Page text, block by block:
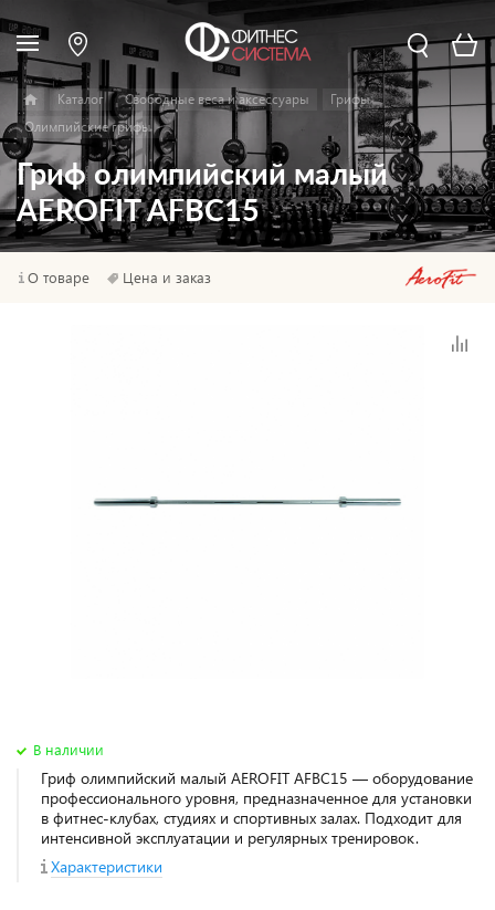
Каталог Свободные веса и аксессуары
Грифы
Олимпийские грифы
Гриф олимпийский малый
AEROFIT AFBC15
О товаре Цена и заказ
В наличии
Гриф олимпийский малый AEROFIT AFBC15 — оборудование
профессионального уровня, предназначенное для установки
в фитнес‑клубах, студиях и спортивных залах. Подходит для
интенсивной эксплуатации и регулярных тренировок.
Характеристики